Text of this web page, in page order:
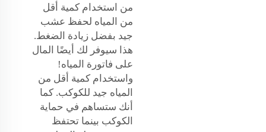
من استخدام كمية أقل
من المياه لحفظ عشب
جيد بفضل زيادة الضغط.
هذا سيوفر لك أيضًا المال
على فاتورة المياه!
واستخدام كمية أقل من
المياه جيد للكوكب. كما
أنك ستساهم في حماية
الكوكب بينما تحتفظ